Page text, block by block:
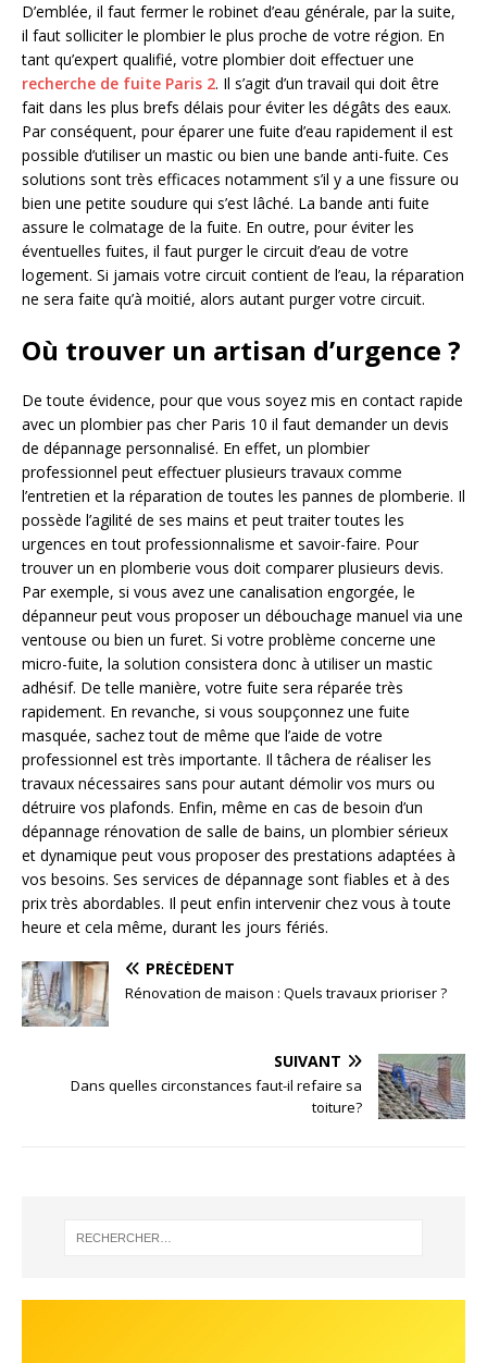
D’emblée, il faut fermer le robinet d’eau générale, par la suite,
il faut solliciter le plombier le plus proche de votre région. En
tant qu’expert qualifié, votre plombier doit effectuer une
recherche de fuite Paris 2. Il s’agit d’un travail qui doit être
fait dans les plus brefs délais pour éviter les dégâts des eaux.
Par conséquent, pour éparer une fuite d’eau rapidement il est
possible d’utiliser un mastic ou bien une bande anti-fuite. Ces
solutions sont très efficaces notamment s’il y a une fissure ou
bien une petite soudure qui s’est lâché. La bande anti fuite
assure le colmatage de la fuite. En outre, pour éviter les
éventuelles fuites, il faut purger le circuit d’eau de votre
logement. Si jamais votre circuit contient de l’eau, la réparation
ne sera faite qu’à moitié, alors autant purger votre circuit.
Où trouver un artisan d’urgence ?
De toute évidence, pour que vous soyez mis en contact rapide
avec un plombier pas cher Paris 10 il faut demander un devis
de dépannage personnalisé. En effet, un plombier
professionnel peut effectuer plusieurs travaux comme
l’entretien et la réparation de toutes les pannes de plomberie. Il
possède l’agilité de ses mains et peut traiter toutes les
urgences en tout professionnalisme et savoir-faire. Pour
trouver un en plomberie vous doit comparer plusieurs devis.
Par exemple, si vous avez une canalisation engorgée, le
dépanneur peut vous proposer un débouchage manuel via une
ventouse ou bien un furet. Si votre problème concerne une
micro-fuite, la solution consistera donc à utiliser un mastic
adhésif. De telle manière, votre fuite sera réparée très
rapidement. En revanche, si vous soupçonnez une fuite
masquée, sachez tout de même que l’aide de votre
professionnel est très importante. Il tâchera de réaliser les
travaux nécessaires sans pour autant démolir vos murs ou
détruire vos plafonds. Enfin, même en cas de besoin d’un
dépannage rénovation de salle de bains, un plombier sérieux
et dynamique peut vous proposer des prestations adaptées à
vos besoins. Ses services de dépannage sont fiables et à des
prix très abordables. Il peut enfin intervenir chez vous à toute
heure et cela même, durant les jours fériés.
PRÉCÉDENT
Rénovation de maison : Quels travaux prioriser ?
SUIVANT
Dans quelles circonstances faut-il refaire sa
toiture?